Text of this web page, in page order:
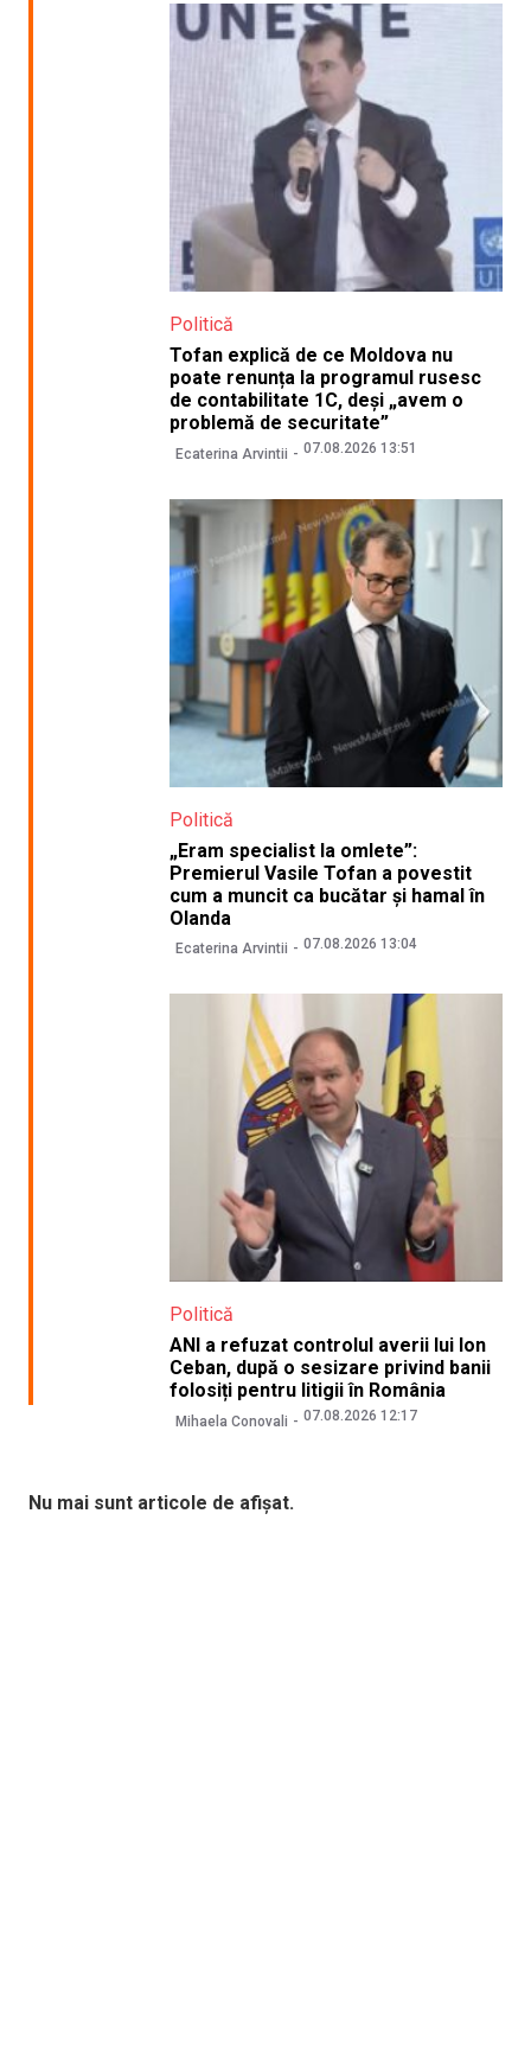
Politică
Tofan explică de ce Moldova nu
poate renunța la programul rusesc
de contabilitate 1C, deși „avem o
problemă de securitate”
Ecaterina Arvintii 07.08.2026 13:51
Politică
„Eram specialist la omlete”:
Premierul Vasile Tofan a povestit
cum a muncit ca bucătar și hamal în
Olanda
Ecaterina Arvintii 07.08.2026 13:04
Politică
ANI a refuzat controlul averii lui Ion
Ceban, după o sesizare privind banii
folosiți pentru litigii în România
Mihaela Conovali 07.08.2026 12:17
Nu mai sunt articole de afișat.